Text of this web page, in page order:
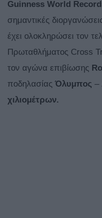
Guinness World
σημαντικές
έχει ολοκληρώσει τον
Πρωταθλήματος Cross
τον αγώνα επιβίωσης
ποδηλασίας Όλυμπος –
χιλιομέτρων.